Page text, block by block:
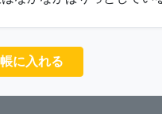
に入れる